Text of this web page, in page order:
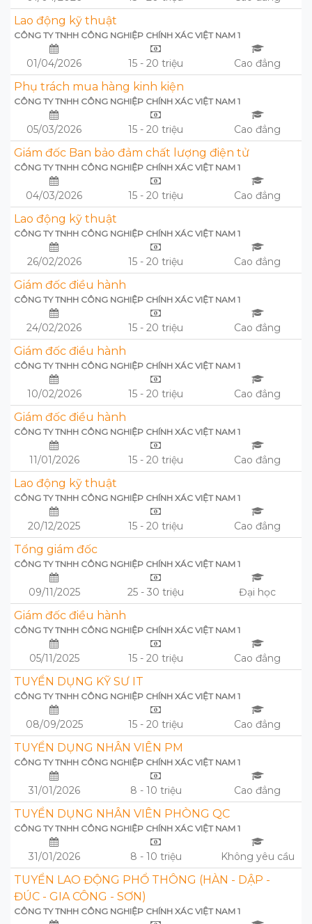
Lao động kỹ thuật
CÔNG TY TNHH CÔNG NGHIỆP CHÍNH XÁC VIỆT NAM 1
01/04/2026 15 - 20 triệu Cao đẳng
Phụ trách mua hàng kinh kiện
CÔNG TY TNHH CÔNG NGHIỆP CHÍNH XÁC VIỆT NAM 1
05/03/2026 15 - 20 triệu Cao đẳng
Giám đốc Ban bảo đảm chất lượng điện tử
CÔNG TY TNHH CÔNG NGHIỆP CHÍNH XÁC VIỆT NAM 1
04/03/2026 15 - 20 triệu Cao đẳng
Lao động kỹ thuật
CÔNG TY TNHH CÔNG NGHIỆP CHÍNH XÁC VIỆT NAM 1
26/02/2026 15 - 20 triệu Cao đẳng
Giám đốc điều hành
CÔNG TY TNHH CÔNG NGHIỆP CHÍNH XÁC VIỆT NAM 1
24/02/2026 15 - 20 triệu Cao đẳng
Giám đốc điều hành
CÔNG TY TNHH CÔNG NGHIỆP CHÍNH XÁC VIỆT NAM 1
10/02/2026 15 - 20 triệu Cao đẳng
Giám đốc điều hành
CÔNG TY TNHH CÔNG NGHIỆP CHÍNH XÁC VIỆT NAM 1
11/01/2026 15 - 20 triệu Cao đẳng
Lao động kỹ thuật
CÔNG TY TNHH CÔNG NGHIỆP CHÍNH XÁC VIỆT NAM 1
20/12/2025 15 - 20 triệu Cao đẳng
Tổng giám đốc
CÔNG TY TNHH CÔNG NGHIỆP CHÍNH XÁC VIỆT NAM 1
09/11/2025 25 - 30 triệu Đại học
Giám đốc điều hành
CÔNG TY TNHH CÔNG NGHIỆP CHÍNH XÁC VIỆT NAM 1
05/11/2025 15 - 20 triệu Cao đẳng
TUYỂN DỤNG KỸ SƯ IT
CÔNG TY TNHH CÔNG NGHIỆP CHÍNH XÁC VIỆT NAM 1
08/09/2025 15 - 20 triệu Cao đẳng
TUYỂN DỤNG NHÂN VIÊN PM
CÔNG TY TNHH CÔNG NGHIỆP CHÍNH XÁC VIỆT NAM 1
31/01/2026 8 - 10 triệu Cao đẳng
TUYỂN DỤNG NHÂN VIÊN PHÒNG QC
CÔNG TY TNHH CÔNG NGHIỆP CHÍNH XÁC VIỆT NAM 1
31/01/2026 8 - 10 triệu Không yêu cầu
TUYỂN LAO ĐỘNG PHỔ THÔNG (HÀN - DẬP -
ĐÚC - GIA CÔNG - SƠN)
CÔNG TY TNHH CÔNG NGHIỆP CHÍNH XÁC VIỆT NAM 1